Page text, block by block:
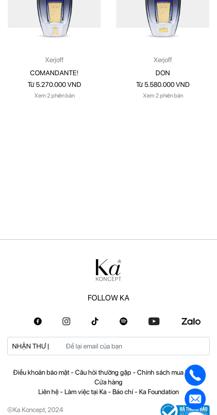
Xerjoff
COMANDANTE!
Từ 5.270.000 VND
Xem 2 phiên bản
Xerjoff
DON
Từ 5.580.000 VND
Xem 2 phiên bản
FOLLOW KA
NHẬN THƯ |
Điều khoản bảo mật-Câu hỏi thường gặp-Chính sách mua hàng
Cửa hàng
Liên hệ- Làm việc tại Ka- Báo chí- Ka Foundation
©Ka Koncept, 2024